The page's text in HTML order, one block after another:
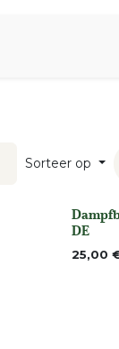
Sorteer op
None
DE
25,00